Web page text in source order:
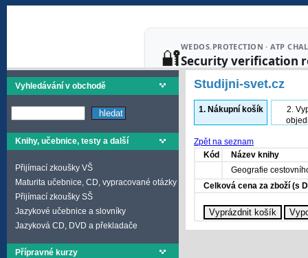
Vyhledávání v obchodě
Knihy, učebnice, testy a další
Přijímací zkoušky VŠ
Maturita učebnice, CD, vypracované otázky
Přijímací zkoušky SŠ
Jazykové učebnice a slovníky
Jazyková CD, DVD a překladače
Přípravné kurzy
Studijni-svet.cz
1.Nákupní košík 2.
Zpět na seznam
Kód
Název knihy
Geografie
Celková cena za zboží (s